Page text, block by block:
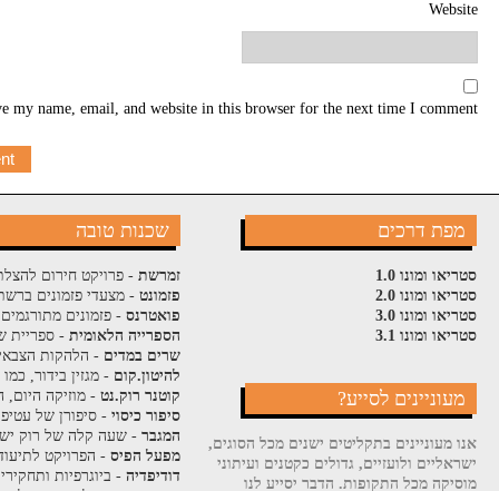
Website
my name, email, and website in this browser for the next time I comment.
מפת דרכים
סטריאו ומונו 1.0
סטריאו ומונו 2.0
סטריאו ומונו 3.0
סטריאו ומונו 3.1
מעוניינים לסייע?
אנו מעוניינים בתקליטים ישנים מכל הסוגים,
ישראליים ולועזיים, גדולים כקטנים ועיתוני
מוסיקה מכל התקופות. הדבר יסייע לנו
שכנות טובה
זמרשת- פרויקט חירום
פזמונט- מצעדי פזמונים
פואטרנס- פזמונים
הספרייה הלאומית- ספריית
שרים במדים - הלהקות
להיטון.קום - מגזין בידור,
קוטנר רוק.נט- מוזיקה היום,
סיפור כיסוי- סיפורן של
המגבר- שעה קלה של רוק
מפעל הפיס- הפרויקט
דודיפדיה- ביוגרפיות